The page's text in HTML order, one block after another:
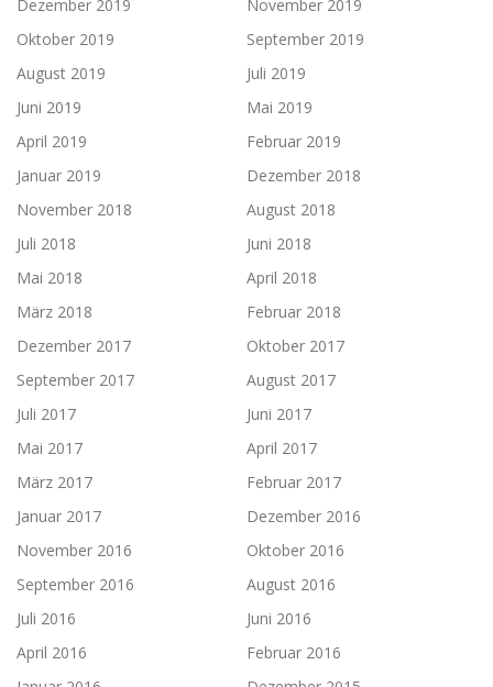
Dezember 2019
November 2019
Oktober 2019
September 2019
August 2019
Juli 2019
Juni 2019
Mai 2019
April 2019
Februar 2019
Januar 2019
Dezember 2018
November 2018
August 2018
Juli 2018
Juni 2018
Mai 2018
April 2018
März 2018
Februar 2018
Dezember 2017
Oktober 2017
September 2017
August 2017
Juli 2017
Juni 2017
Mai 2017
April 2017
März 2017
Februar 2017
Januar 2017
Dezember 2016
November 2016
Oktober 2016
September 2016
August 2016
Juli 2016
Juni 2016
April 2016
Februar 2016